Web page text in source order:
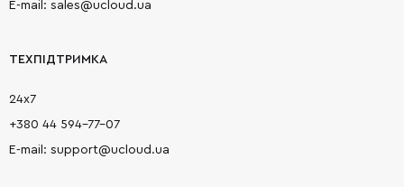
E-mail: sales@ucloud.ua
ТЕХПІДТРИМКА
24х7
+380 44 594-77-07
E-mail: support@ucloud.ua